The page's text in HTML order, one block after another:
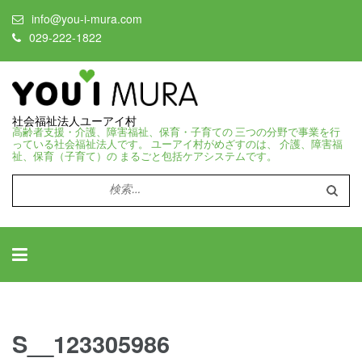
info@you-i-mura.com
029-222-1822
社会福祉法人ユーアイ村
高齢者支援・介護、障害福祉、保育・子育ての 三つの分野で事業を行
っている社会福祉法人です。 ユーアイ村がめざすのは、 介護、障害福
祉、保育（子育て）の まるごと包括ケアシステムです。
検
索:
S__123305986